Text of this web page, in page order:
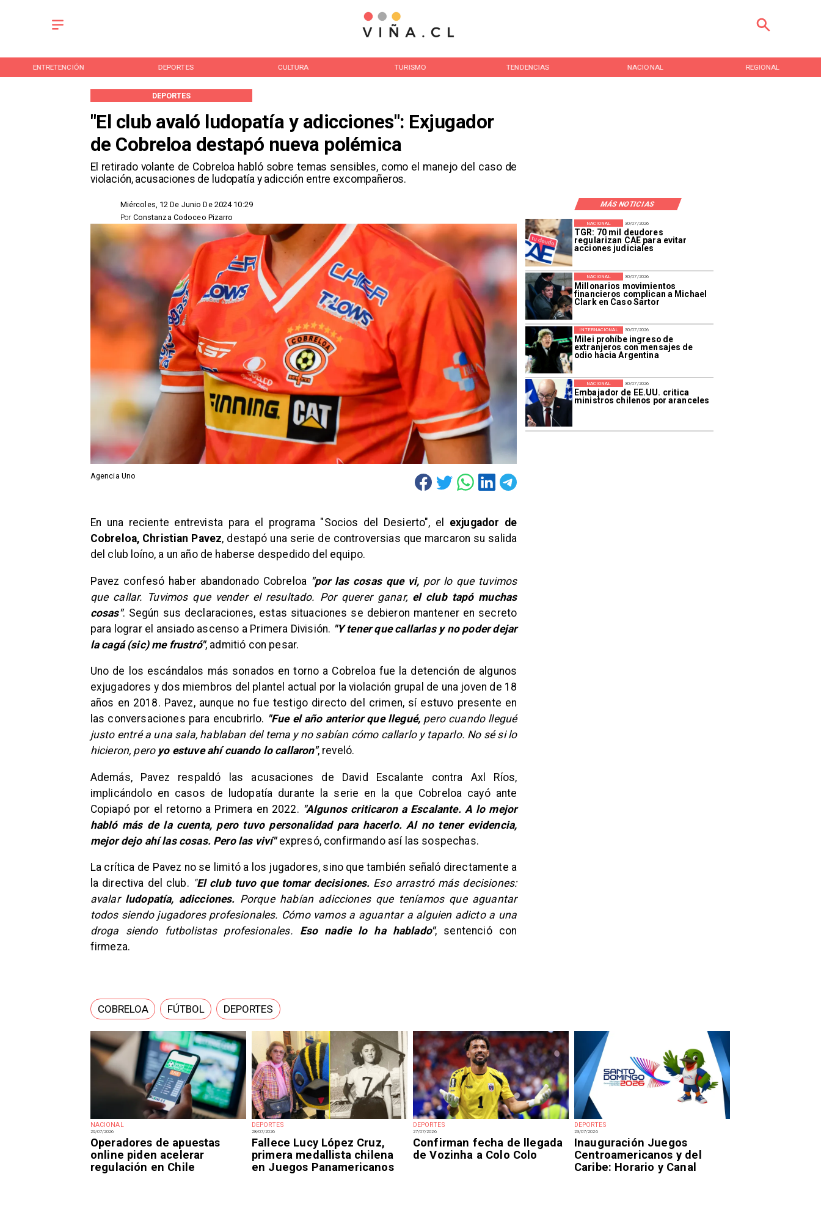
ENTRETENCIÓN DEPORTES CULTURA TURISMO TENDENCIAS NACIONAL REGIONAL
"El club avaló ludopatía y adicciones": Exjugador
de Cobreloa destapó nueva polémica
El retirado volante de Cobreloa habló sobre temas sensibles, como el manejo del caso de
violación, acusaciones de ludopatía y adicción entre excompañeros.
DEPORTES
MÁS NOTICIAS
Miércoles, 12 De Junio De 2024 10:29
Constanza Codoceo Pizarro
Por
Agencia Uno
NACIONAL
29/07/2026
Operadores de apuestas
online piden acelerar
regulación en Chile
DEPORTES
28/07/2026
Fallece Lucy López Cruz,
primera medallista chilena
en Juegos Panamericanos
DEPORTES
27/07/2026
Confirman fecha de llegada
de Vozinha a Colo Colo
DEPORTES
23/07/2026
Inauguración Juegos
Centroamericanos y del
Caribe: Horario y Canal
30/07/2026
TGR: 70 mil deudores
regularizan CAE para evitar
acciones judiciales
NACIONAL
30/07/2026
Millonarios movimientos
financieros complican a Michael
Clark en Caso Sartor
NACIONAL
30/07/2026
Milei prohíbe ingreso de
extranjeros con mensajes de
odio hacia Argentina
INTERNACIONAL
30/07/2026
Embajador de EE.UU. critica
ministros chilenos por aranceles
NACIONAL
En una reciente entrevista para el programa "Socios del Desierto", el exjugador de
Cobreloa, Christian Pavez, destapó una serie de controversias que marcaron su salida
del club loíno, a un año de haberse despedido del equipo.
Pavez confesó haber abandonado Cobreloa "por las cosas que vi, por lo que tuvimos
que callar. Tuvimos que vender el resultado. Por querer ganar, el club tapó muchas
cosas". Según sus declaraciones, estas situaciones se debieron mantener en secreto
para lograr el ansiado ascenso a Primera División. "Y tener que callarlas y no poder dejar
la cagá (sic) me frustró", admitió con pesar.
Uno de los escándalos más sonados en torno a Cobreloa fue la detención de algunos
exjugadores y dos miembros del plantel actual por la violación grupal de una joven de 18
años en 2018. Pavez, aunque no fue testigo directo del crimen, sí estuvo presente en
las conversaciones para encubrirlo. "Fue el año anterior que llegué, pero cuando llegué
justo entré a una sala, hablaban del tema y no sabían cómo callarlo y taparlo. No sé si lo
hicieron, pero yo estuve ahí cuando lo callaron", reveló.
Además, Pavez respaldó las acusaciones de David Escalante contra Axl Ríos,
implicándolo en casos de ludopatía durante la serie en la que Cobreloa cayó ante
Copiapó por el retorno a Primera en 2022. "Algunos criticaron a Escalante. A lo mejor
habló más de la cuenta, pero tuvo personalidad para hacerlo. Al no tener evidencia,
mejor dejo ahí las cosas. Pero las viví"expresó, confirmando así las sospechas.
​La crítica de Pavez no se limitó a los jugadores, sino que también señaló directamente a
la directiva del club. "El club tuvo que tomar decisiones. Eso arrastró más decisiones:
avalarludopatía, adicciones. Porque habían adicciones que teníamos que aguantar
todos siendo jugadores profesionales. Cómo vamos a aguantar a alguien adicto a una
droga siendo futbolistas profesionales. Eso nadie lo ha hablado", sentenció con
firmeza.
COBRELOA FÚTBOL DEPORTES